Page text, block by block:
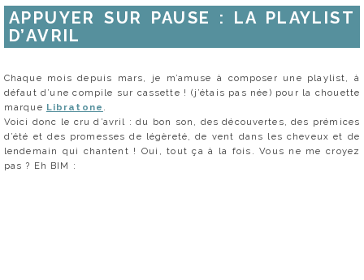
APPUYER SUR PAUSE : LA PLAYLIST
D’AVRIL
Chaque mois depuis mars, je m’amuse à composer une playlist, à
défaut d’une compile sur cassette ! (j’étais pas née) pour la chouette
marque Libratone
Voici donc le cru d’avril : du bon son, des découvertes, des prémices
d’été et des promesses de légèreté, de vent dans les cheveux et de
lendemain qui chantent ! Oui, tout ça à la fois. Vous ne me croyez
pas ? Eh BIM :